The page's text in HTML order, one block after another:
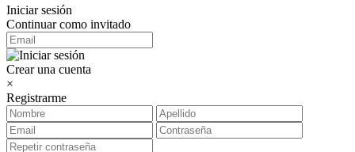
Iniciar sesión
Continuar como invitado
Crear una cuenta
×
Registrarme